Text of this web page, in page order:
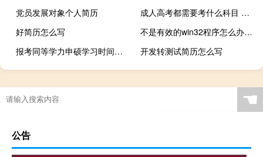
党员发展对象个人简历
成人高考都需要考什么科目 成人高考考试
好简历怎么写
不是有效的win32程序怎么办（不是有效的win32程序）
报考同等学力申硕学习时间固定吗
开发转测试简历怎么写
☚
公告